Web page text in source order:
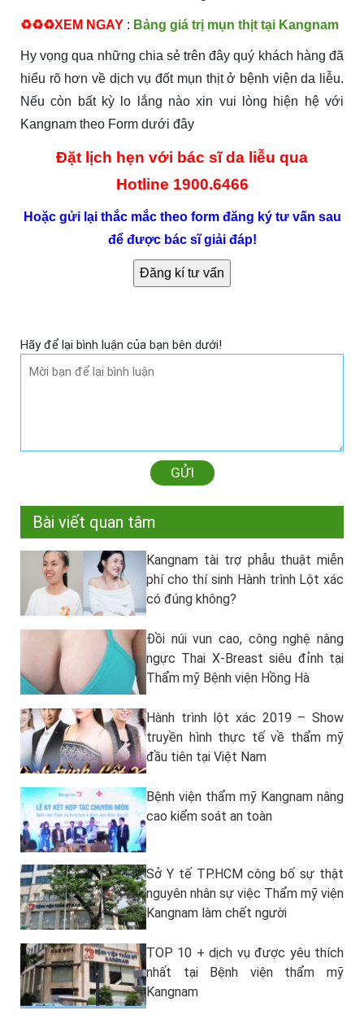
♻️♻️♻️XEM NGAY : Bảng giá trị mụn thịt tại Kangnam
Hy vọng qua những chia sẻ trên đây quý khách hàng đã
hiểu rõ hơn về dịch vụ đốt mụn thịt ở bệnh viện da liễu.
Nếu còn bất kỳ lo lắng nào xin vui lòng hiện hệ với
Kangnam theo Form dưới đây
Đặt lịch hẹn với bác sĩ da liễu qua
Hotline 1900.6466
Hoặc gửi lại thắc mắc theo form đăng ký tư vấn sau
để được bác sĩ giải đáp!
Đăng kí tư vấn
Hãy để lại bình luận của bạn bên dưới!
GỬI
Bài viết quan tâm
Kangnam tài trợ phẫu thuật miễn
phí cho thí sinh Hành trình Lột xác
có đúng không?
Đồi núi vun cao, công nghệ nâng
ngực Thai X-Breast siêu đỉnh tại
Thẩm mỹ Bệnh viện Hồng Hà
Hành trình lột xác 2019 – Show
truyền hình thực tế về thẩm mỹ
đầu tiên tại Việt Nam
Bệnh viện thẩm mỹ Kangnam nâng
cao kiểm soát an toàn
Sở Y tế TP.HCM công bố sự thật
nguyên nhân sự việc Thẩm mỹ viện
Kangnam làm chết người
TOP 10 + dịch vụ được yêu thích
nhất tại Bệnh viện thẩm mỹ
Kangnam